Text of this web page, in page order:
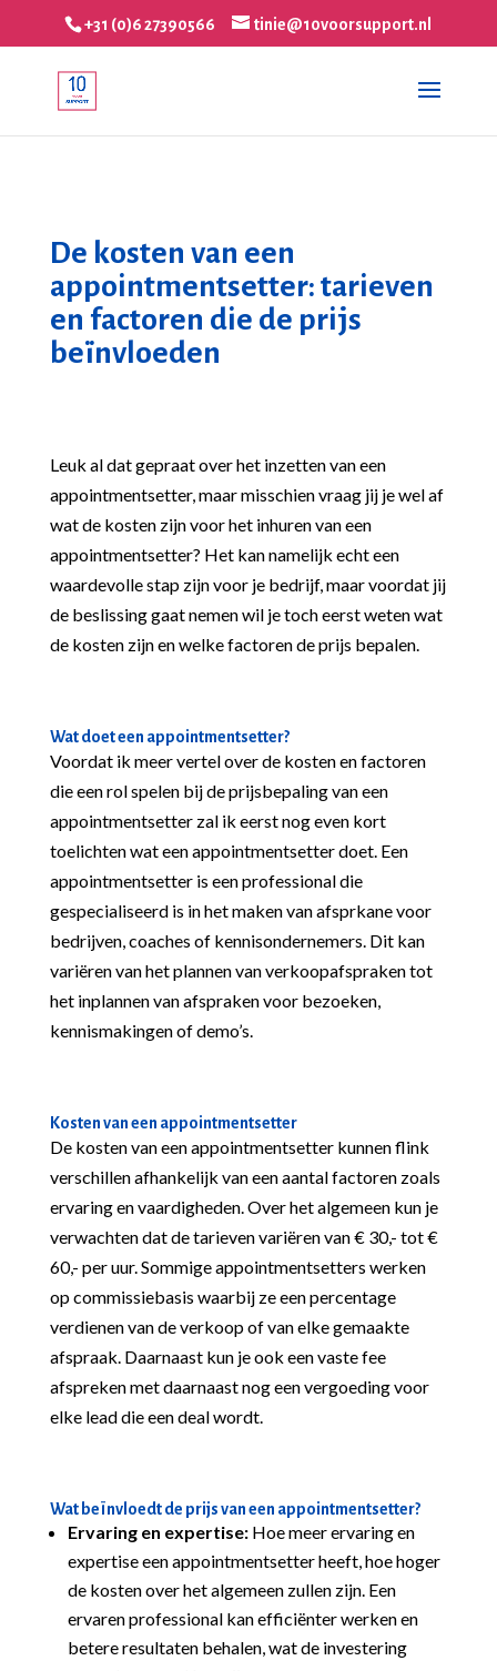
+31 (0)6 27390566 tinie@10voorsupport.nl
De kosten van een
appointmentsetter: tarieven
en factoren die de prijs
beïnvloeden
Leuk al dat gepraat over het inzetten van een
appointmentsetter, maar misschien vraag jij je wel af
wat de kosten zijn voor het inhuren van een
appointmentsetter? Het kan namelijk echt een
waardevolle stap zijn voor je bedrijf, maar voordat jij
de beslissing gaat nemen wil je toch eerst weten wat
de kosten zijn en welke factoren de prijs bepalen.
Wat doet een appointmentsetter?
Voordat ik meer vertel over de kosten en factoren
die een rol spelen bij de prijsbepaling van een
appointmentsetter zal ik eerst nog even kort
toelichten wat een appointmentsetter doet. Een
appointmentsetter is een professional die
gespecialiseerd is in het maken van afsprkane voor
bedrijven, coaches of kennisondernemers. Dit kan
variëren van het plannen van verkoopafspraken tot
het inplannen van afspraken voor bezoeken,
kennismakingen of demo’s.
Kosten van een appointmentsetter
De kosten van een appointmentsetter kunnen flink
verschillen afhankelijk van een aantal factoren zoals
ervaring en vaardigheden. Over het algemeen kun je
verwachten dat de tarieven variëren van € 30,- tot €
60,- per uur. Sommige appointmentsetters werken
op commissiebasis waarbij ze een percentage
verdienen van de verkoop of van elke gemaakte
afspraak. Daarnaast kun je ook een vaste fee
afspreken met daarnaast nog een vergoeding voor
elke lead die een deal wordt.
Wat beïnvloedt de prijs van een appointmentsetter?
Ervaring en expertise:Hoe meer ervaring en
expertise een appointmentsetter heeft, hoe hoger
de kosten over het algemeen zullen zijn. Een
ervaren professional kan efficiënter werken en
betere resultaten behalen, wat de investering